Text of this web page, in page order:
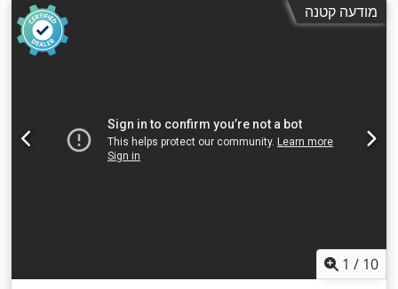
מודעה קטנה
1 / 10